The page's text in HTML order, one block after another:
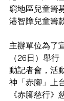
窮地區兒童籌
港智障兒童籌款
主辦單位為了
（26日）舉
動記者會，活
神「赤腳」上
《赤腳慈行